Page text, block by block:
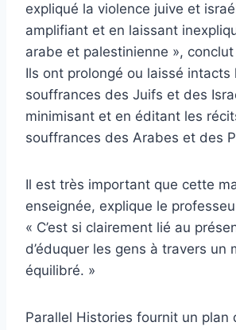
expliqué la violence juive et
amplifiant et en laissant
arabe et palestinienne »,
Ils ont prolongé ou laissé intacts
souffrances des Juifs et des
minimisant et en éditant les
souffrances des Arabes et des
Il est très important que cette
enseignée, explique le
« C’est si clairement lié au
d’éduquer les gens à travers un
équilibré. »
Parallel Histories fournit un plan